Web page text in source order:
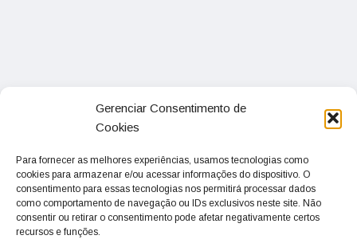
Gerenciar Consentimento de
Cookies
Para fornecer as melhores experiências, usamos tecnologias como
cookies para armazenar e/ou acessar informações do dispositivo. O
consentimento para essas tecnologias nos permitirá processar dados
como comportamento de navegação ou IDs exclusivos neste site. Não
consentir ou retirar o consentimento pode afetar negativamente certos
recursos e funções.